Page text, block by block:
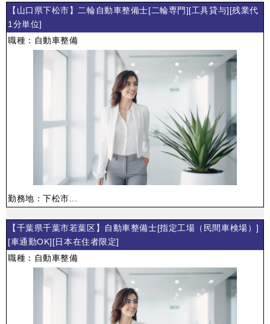
【山口県下松市】二輪自動車整備士[二輪専門][工具貸与][残業代
1分単位]
職種：自動車整備
勤務地：下松市...
【千葉県千葉市若葉区】自動車整備士[指定工場（民間車検場）]
[車通勤OK][日本在住者限定]
職種：自動車整備